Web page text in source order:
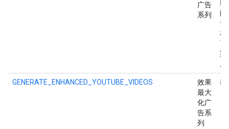
广告
系列
配
于
相
案
GENERATE_ENHANCED_YOUTUBE_VIDEOS
效果
最大
化广
告系
列
已